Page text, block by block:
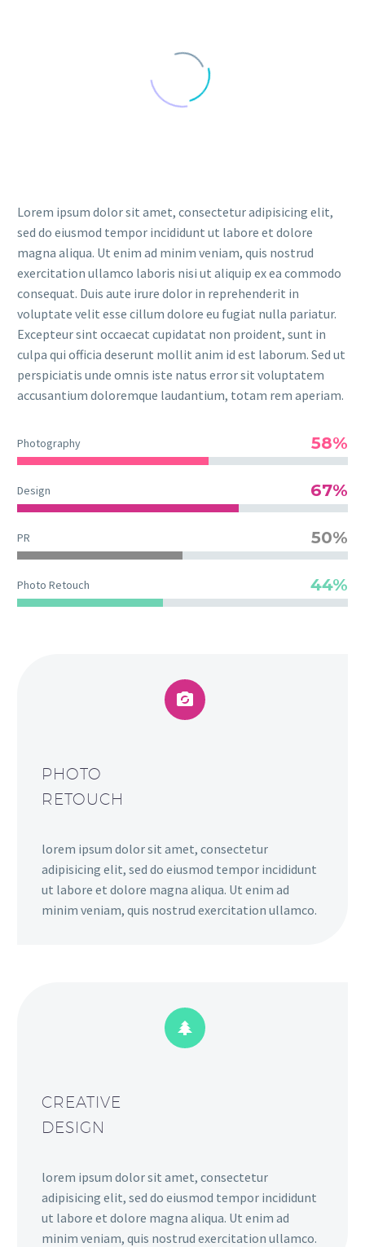
Lorem ipsum dolor sit amet, consectetur adipisicing elit,
sed do eiusmod tempor incididunt ut labore et dolore
magna aliqua. Ut enim ad minim veniam, quis nostrud
exercitation ullamco laboris nisi ut aliquip ex ea commodo
consequat. Duis aute irure dolor in reprehenderit in
voluptate velit esse cillum dolore eu fugiat nulla pariatur.
Excepteur sint occaecat cupidatat non proident, sunt in
culpa qui officia deserunt mollit anim id est laborum. Sed ut
perspiciatis unde omnis iste natus error sit voluptatem
accusantium doloremque laudantium, totam rem aperiam.
Photography 58%
Design 67%
PR 50%
Photo Retouch 44%


PHOTO
RETOUCH
lorem ipsum dolor sit amet, consectetur
adipisicing elit, sed do eiusmod tempor incididunt
ut labore et dolore magna aliqua. Ut enim ad
minim veniam, quis nostrud exercitation ullamco.


CREATIVE
DESIGN
lorem ipsum dolor sit amet, consectetur
adipisicing elit, sed do eiusmod tempor incididunt
ut labore et dolore magna aliqua. Ut enim ad
minim veniam, quis nostrud exercitation ullamco.